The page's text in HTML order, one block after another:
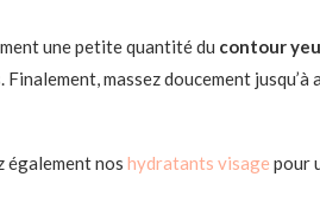
une petite quantité du contour
massez doucement
également nos hydratants visage pour